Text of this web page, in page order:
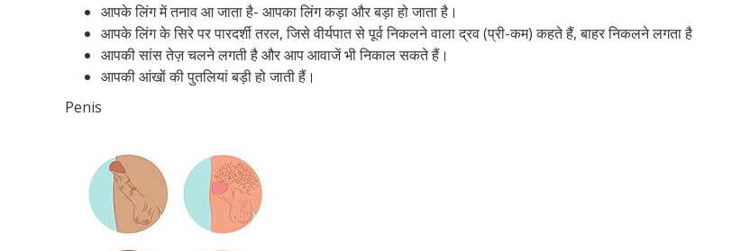
आपके लिंग में तनाव आ जाता है- आपका लिंग कड़ा और बड़ा हो जाता है।
आपके लिंग के सिरे पर पारदर्शी तरल, जिसे वीर्यपात से पूर्व निकलने वाला द्रव (प्री-कम) कहते हैं, बाहर निकलने लगता है
आपकी सांस तेज़ चलने लगती है और आप आवाजें भी निकाल सकते हैं।
आपकी आंखों की पुतलियां बड़ी हो जाती हैं।
Penis